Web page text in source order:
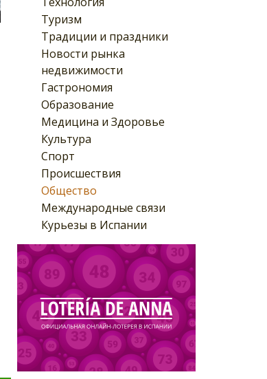
Туризм
Традиции и праздники
Новости рынка
недвижимости
Гастрономия
Образование
Медицина и Здоровье
Культура
Спорт
Происшествия
Общество
Международные связи
Курьезы в Испании